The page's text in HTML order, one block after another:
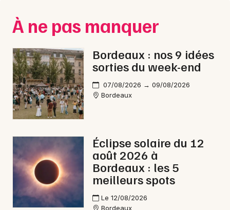
À ne pas manquer
Bordeaux : nos 9 idées
sorties du week-end
07/08/2026 → 09/08/2026
Bordeaux
Éclipse solaire du 12
août 2026 à
Bordeaux : les 5
meilleurs spots
Le 12/08/2026
Bordeaux